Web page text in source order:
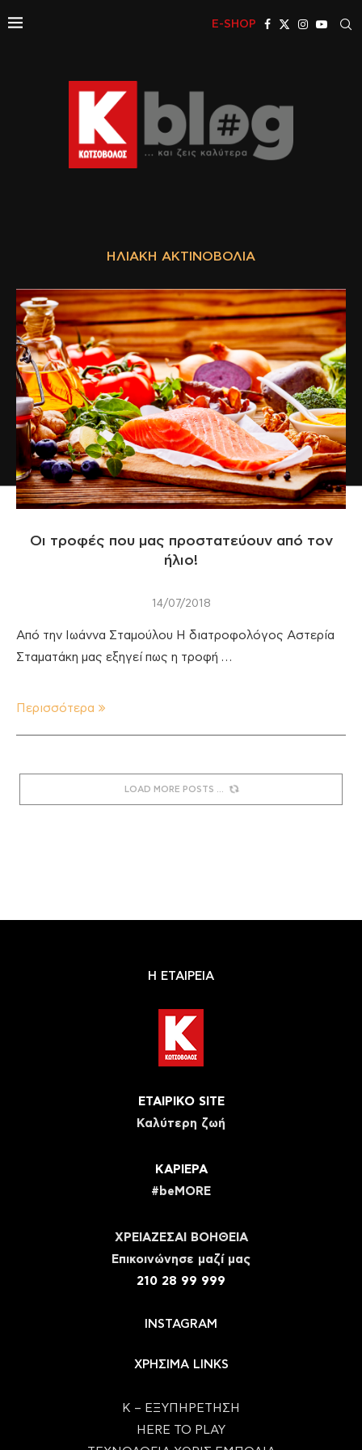
E-SHOP
ΗΛΙΑΚΉ ΑΚΤΙΝΟΒΟΛΊΑ
Οι τροφές που μας προστατεύουν από τον
ήλιο!
14/07/2018
Από την Ιωάννα Σταμούλου Η διατροφολόγος Αστερία
Σταματάκη μας εξηγεί πως η τροφή …
Περισσότερα
LOAD MORE POSTS
Η ΕΤΑΙΡΕΙΑ
ΕΤΑΙΡΙΚΟ SITE
Καλύτερη ζωή
ΚΑΡΙΕΡΑ
#beMORE
ΧΡΕΙΑΖΕΣΑΙ ΒΟΗΘΕΙΑ
Eπικοινώνησε μαζί μας
210 28 99 999
INSTAGRAM
ΧΡΗΣΙΜΑ LINKS
Κ – ΕΞΥΠΗΡΕΤΗΣΗ
HERE TO PLAY